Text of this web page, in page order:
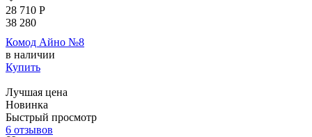
28 710 Р
38 280
Комод Айно №8
в наличии
Купить
Лучшая цена
Новинка
Быстрый просмотр
6 отзывов